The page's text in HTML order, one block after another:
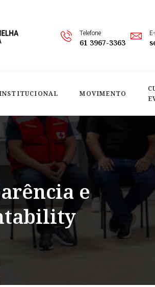
Telefone
61 3967-3363
INSTITUCIONAL MOVIMENTO
e